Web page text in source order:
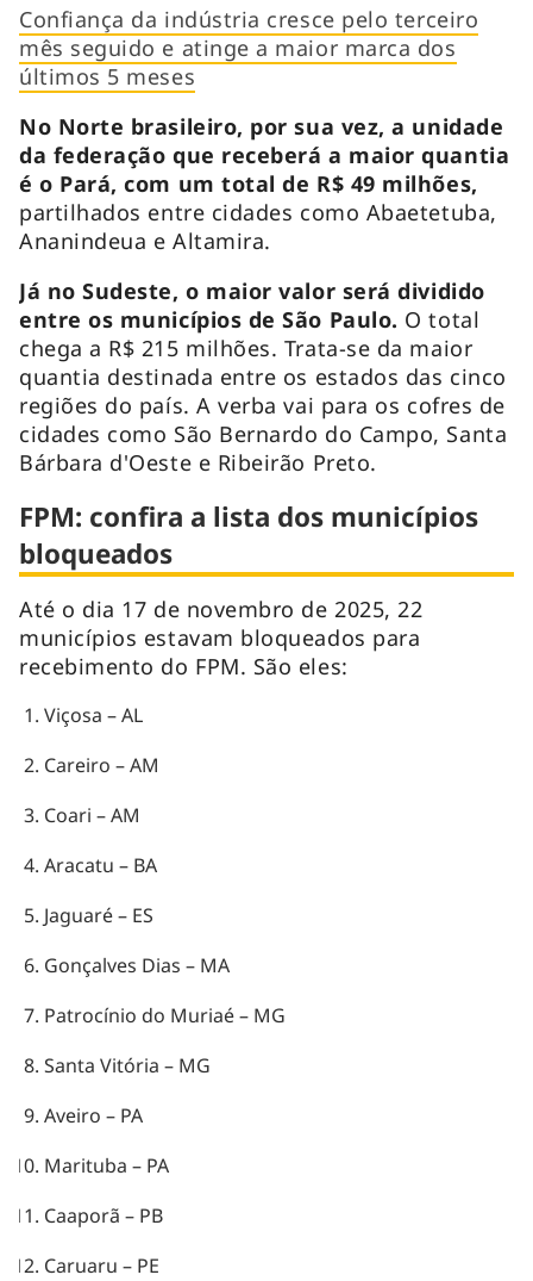
Confiança da indústria cresce pelo terceiro
mês seguido e atinge a maior marca dos
últimos 5 meses
No Norte brasileiro, por sua vez, a unidade
da federação que receberá a maior quantia
é o Pará, com um total de R$ 49 milhões,
partilhados entre cidades como Abaetetuba,
Ananindeua e Altamira.
Já no Sudeste, o maior valor será dividido
entre os municípios de São Paulo. O total
chega a R$ 215 milhões. Trata-se da maior
quantia destinada entre os estados das cinco
regiões do país. A verba vai para os cofres de
cidades como São Bernardo do Campo, Santa
Bárbara d'Oeste e Ribeirão Preto.
FPM: confira a lista dos municípios
bloqueados
Até o dia 17 de novembro de 2025, 22
municípios estavam bloqueados para
recebimento do FPM. São eles:
Viçosa – AL
Careiro – AM
Coari – AM
Aracatu – BA
Jaguaré – ES
Gonçalves Dias – MA
Patrocínio do Muriaé – MG
Santa Vitória – MG
Aveiro – PA
Marituba – PA
Caaporã – PB
Caruaru – PE